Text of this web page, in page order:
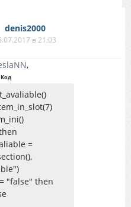
denis2000
в 21:03
,
Код
=
"false" then